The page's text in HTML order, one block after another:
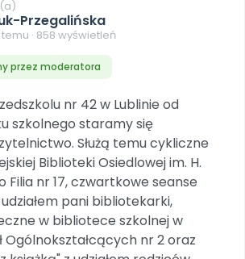
i artykuły
zestawy
dla przedszkoli
hurtowe
placówce
dużą skalę
programy szkoleniowe
Muzyki i Ruchu
ebooki
dla przedszkola
niż 10 min • 14 dni bez opłat
PRZEDSZKOLA
maratonu
Instagramie
TikToku
Przegalińska
· 858 wyświetleń
przez moderatora
nr 42 w Lublinie od
szkolnego staramy się
Służą temu cykliczne
Biblioteki Osiedlowej im. H.
Filia nr 17, czwartkowe seanse
pani bibliotekarki,
w bibliotece szkolnej w
Ogólnokształcących nr 2 oraz